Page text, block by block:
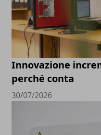
Innovazione
perché conta
30/07/2026